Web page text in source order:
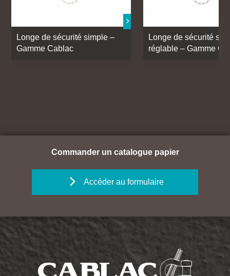
Longe de sécurité simple –
Gamme Cablac
Longe de sécurité
réglable – Gamme
Commander un catalogue papier
Accéder au formulaire